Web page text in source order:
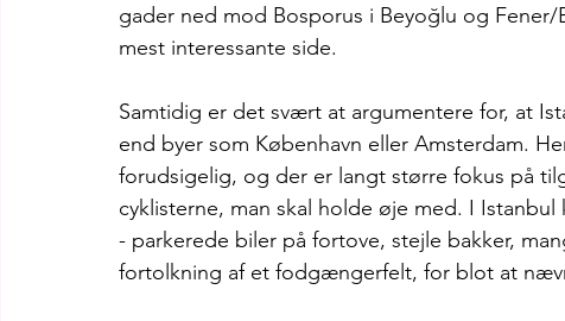
gader ned mod Bosporus i Beyoğlu og
mest interessante side.
Samtidig er det svært at argumentere for, at
end byer som København eller Amsterdam.
forudsigelig, og der er langt større fokus på
cyklisterne, man skal holde øje med. I
- parkerede biler på fortove, stejle bakker,
fortolkning af et fodgængerfelt, for blot at